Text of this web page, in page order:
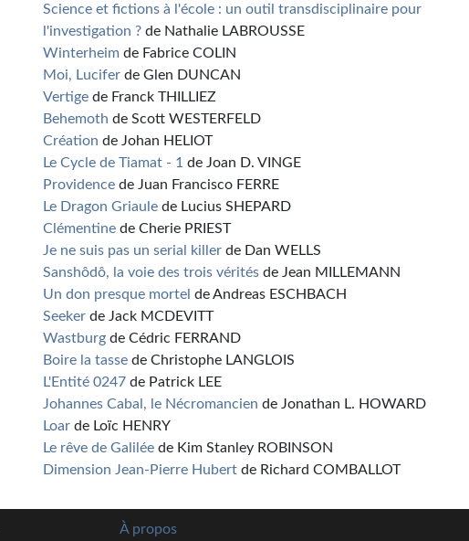
Science et fictions à l'école : un outil transdisciplinaire pour
l'investigation ? de Nathalie LABROUSSE
Winterheim de Fabrice COLIN
Moi, Lucifer de Glen DUNCAN
Vertige de Franck THILLIEZ
Behemoth de Scott WESTERFELD
Création de Johan HELIOT
Le Cycle de Tiamat - 1 de Joan D. VINGE
Providence de Juan Francisco FERRE
Le Dragon Griaule de Lucius SHEPARD
Clémentine de Cherie PRIEST
Je ne suis pas un serial killer de Dan WELLS
Sanshôdô, la voie des trois vérités de Jean MILLEMANN
Un don presque mortel de Andreas ESCHBACH
Seeker de Jack MCDEVITT
Wastburg de Cédric FERRAND
Boire la tasse de Christophe LANGLOIS
L'Entité 0247 de Patrick LEE
Johannes Cabal, le Nécromancien de Jonathan L. HOWARD
Loar de Loïc HENRY
Le rêve de Galilée de Kim Stanley ROBINSON
Dimension Jean-Pierre Hubert de Richard COMBALLOT
À propos